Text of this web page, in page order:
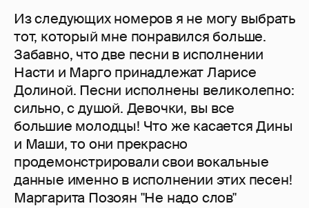
Из следующих номеров я не могу выбрать
тот, который мне понравился больше.
Забавно, что две песни в исполнении
Насти и Марго принадлежат Ларисе
Долиной. Песни исполнены великолепно:
сильно, с душой. Девочки, вы все
большие молодцы! Что же касается Дины
и Маши, то они прекрасно
продемонстрировали свои вокальные
данные именно в исполнении этих песен!
Маргарита Позоян "Не надо слов"